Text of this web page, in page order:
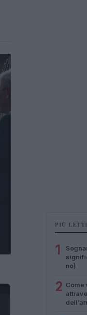
PIÙ LETTI
1
no)
2 Come